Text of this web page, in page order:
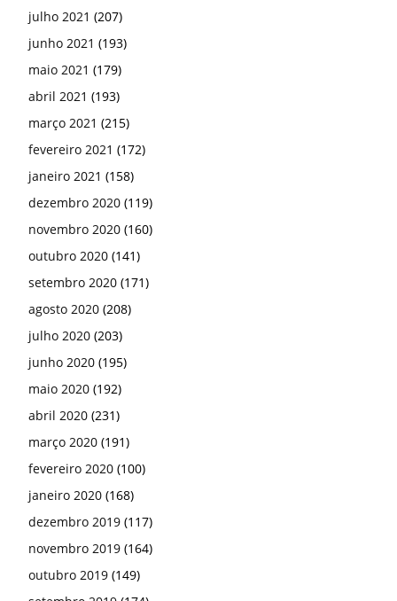
julho 2021 (207)
junho 2021 (193)
maio 2021 (179)
abril 2021 (193)
março 2021 (215)
fevereiro 2021 (172)
janeiro 2021 (158)
dezembro 2020 (119)
novembro 2020 (160)
outubro 2020 (141)
setembro 2020 (171)
agosto 2020 (208)
julho 2020 (203)
junho 2020 (195)
maio 2020 (192)
abril 2020 (231)
março 2020 (191)
fevereiro 2020 (100)
janeiro 2020 (168)
dezembro 2019 (117)
novembro 2019 (164)
outubro 2019 (149)